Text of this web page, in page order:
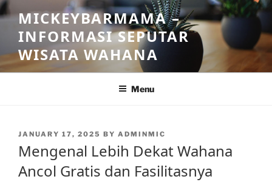
Skip
to
content
MICKEYBARMAMA –
INFORMASI SEPUTAR
WISATA WAHANA
Menu
POSTED
JANUARY 17, 2025 BY ADMINMIC
Mengenal Lebih Dekat Wahana
Ancol Gratis dan Fasilitasnya